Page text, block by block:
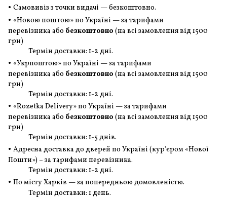
• Самовивіз з точки видачі — безкоштовно.
• «Новою поштою» по Україні — за тарифами
перевізника або безкоштовно (на всі замовленнявід 1500
грн)
Термін доставки: 1-2 дні.
• «Укрпоштою» по Україні — за тарифами
перевізника або безкоштовно (на всі замовленнявід 1500
грн)
Термін доставки: 1-2 дні.
• «Rozetka Delivery» по Україні — за тарифами
перевізника або безкоштовно (на всі замовленнявід 1500
грн)
Термін доставки: 1-5 днів.
• Адресна доставка до дверей по Україні (кур'єром «Нової
Пошти») – за тарифами перевізника.
Термін доставки: 1-2 дні.
• По місту Харків — за попередньою домовленістю.
Термін доставки: 1 день.